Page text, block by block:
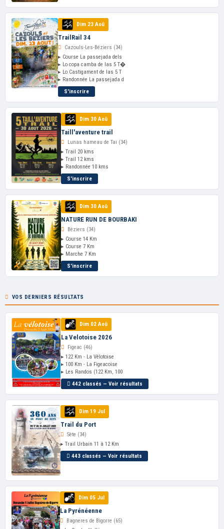
Dim 23 Aoû
TrailRail 34
Cazouls-Les-Béziers (34)
▸ Course La passejada dels
▸ Lo copa camba de las 5 T�
▸ Lo Castigament de las 5 T
▸ Randonnée La passejada d
S'inscrire
Dim 30 Aoû
Taill'aventure trail
Lunas hameau de Tai (34)
▸ Trail 20 kms
▸ Trail 12 kms
▸ Randonnée 10 kms
S'inscrire
Dim 30 Aoû
NATURE RUN DE BOURBAKI
Béziers (34)
▸ Course 14 Km
▸ Course 7 Km
▸ Marche 7 Km
S'inscrire
VOS DERNIERS RÉSULTATS
Dim 02 Aoû
La Velotoise 2026
Figeac (46)
▸ 122 Km - La Vélotoise
▸ 100 Km - La Figeacoise
▸ Les Randos (122 Km, 100
442 classés — Voir résultats
Dim 19 Jul
Trail du Port
Sète (34)
▸ Trail Urbain 11 à 12 Km
443 classés — Voir résultats
Dim 05 Jul
La Pyrénéenne
Bagneres de Bigorre (65)